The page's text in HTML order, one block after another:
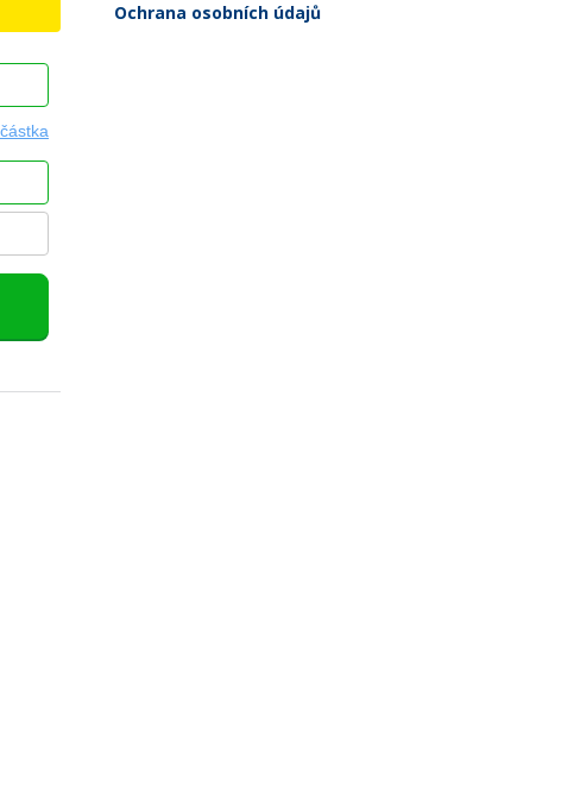
Ochrana osobních údajů